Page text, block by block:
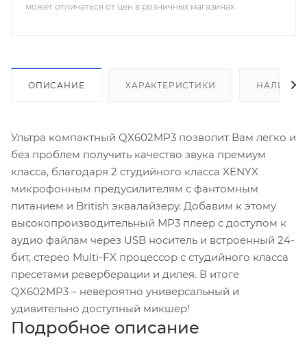
может отличаться от цен в розничных магазинах
ОПИСАНИЕ ХАРАКТЕРИСТИКИ НАЛИЧИЕ
Ультра компактный QX602MP3 позволит Вам легко и
без проблем получить качество звука премиум
класса, благодаря 2 студийного класса XENYX
микрофонным предусилителям с фантомным
питанием и British эквалайзеру. Добавим к этому
высокопроизводительный МР3 плеер с доступом к
аудио файлам через USB носитель и встроенный 24-
бит, стерео Multi-FX процессор с студийного класса
пресетами реверберации и дилея. В итоге
QX602MP3 – невероятно универсальный и
удивительно доступный микшер!
Подробное описание